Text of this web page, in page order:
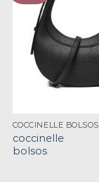
COCCINELLE BOLSOS
coccinelle
bolsos